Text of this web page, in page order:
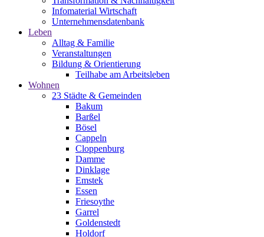
Infomaterial Wirtschaft
Unternehmensdatenbank
Leben
Alltag & Familie
Veranstaltungen
Bildung & Orientierung
Teilhabe am Arbeitsleben
Wohnen
23 Städte & Gemeinden
Bakum
Barßel
Bösel
Cappeln
Cloppenburg
Damme
Dinklage
Emstek
Essen
Friesoythe
Garrel
Goldenstedt
Holdorf